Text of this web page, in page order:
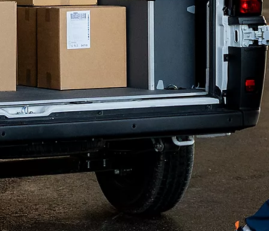
Toyotan osamaksurahoituksen saa sekä uusiin että vaihtoautoihin. Voit tarvittaessa myydä tai vaihtaa
osamaksulla rahoitetun auton myös kesken sopimuskauden. Osamaksusopimus räätälöidään yrityksesi